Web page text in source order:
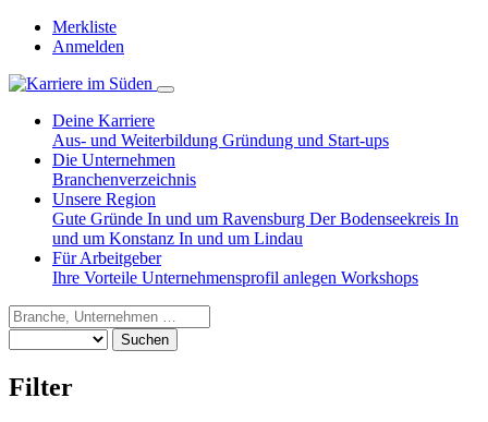
Merkliste
Anmelden
Deine Karriere
Aus- und Weiterbildung Gründung und Start-ups
Die Unternehmen
Branchenverzeichnis
Unsere Region
Gute Gründe In und um Ravensburg Der Bodenseekreis In
und um Konstanz In und um Lindau
Für Arbeitgeber
Ihre Vorteile Unternehmensprofil anlegen Workshops
Suchen
Filter